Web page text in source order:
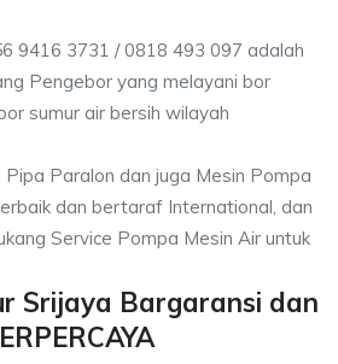
9416 3731 / 0818 493 097 adalah
Pengebor yang melayani bor
sumur air bersih wilayah
Pipa Paralon dan juga Mesin Pompa
dan bertaraf International, dan
Service Pompa Mesin Air untuk
Srijaya Bargaransi dan